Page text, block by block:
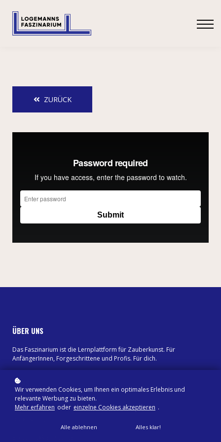
ZURÜCK
ÜBER UNS
Das Faszinarium ist die Lernplattform für Zauberkunst. Für
AnfängerInnen, Forgeschrittene und Profis. Für dich.
LINKS
Shop
Impressum
Wir verwenden Cookies, um Ihnen ein optimales Erlebnis und
relevante Werbung zu bieten.
Mehr erfahren oder einzelne Cookies akzeptieren .
Alle ablehnen Alles klar!